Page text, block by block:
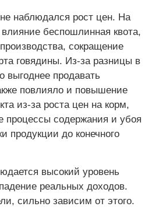
наблюдался рост цен. На
беспошлинная квота,
сокращение
говядины. Из-за разницы в
выгоднее продавать
повлияло и повышение
из-за роста цен на корм,
процессы содержания и убоя
продукции до конечного
высокий уровень
реальных доходов.
сильно зависим от этого.